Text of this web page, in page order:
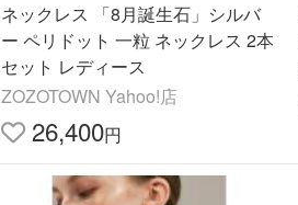
ネックレス 「8月誕生石」シルバ
ー ペリドット 一粒 ネックレス 2本
セット レディース
ZOZOTOWN Yahoo!店
26,400円